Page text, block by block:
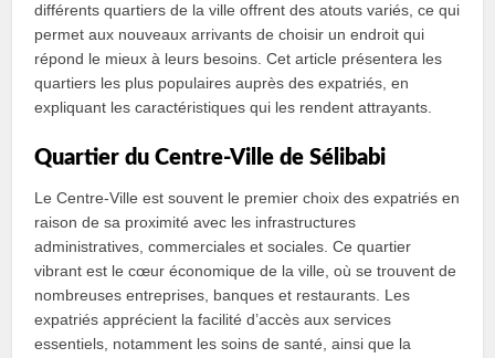
différents quartiers de la ville offrent des atouts variés, ce qui
permet aux nouveaux arrivants de choisir un endroit qui
répond le mieux à leurs besoins. Cet article présentera les
quartiers les plus populaires auprès des expatriés, en
expliquant les caractéristiques qui les rendent attrayants.
Quartier du Centre-Ville de Sélibabi
Le Centre-Ville est souvent le premier choix des expatriés en
raison de sa proximité avec les infrastructures
administratives, commerciales et sociales. Ce quartier
vibrant est le cœur économique de la ville, où se trouvent de
nombreuses entreprises, banques et restaurants. Les
expatriés apprécient la facilité d’accès aux services
essentiels, notamment les soins de santé, ainsi que la